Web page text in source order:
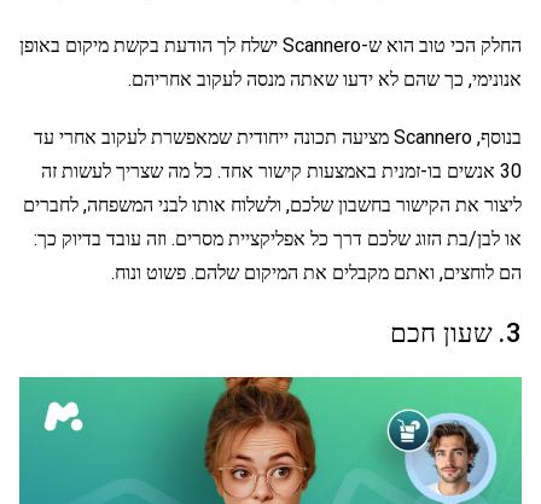
החלק הכי טוב הוא ש-Scannero ישלח לך הודעת בקשת מיקום באופן
אנונימי, כך שהם לא ידעו שאתה מנסה לעקוב אחריהם.
בנוסף, Scannero מציעה תכונה ייחודית שמאפשרת לעקוב אחרי עד
30 אנשים בו-זמנית באמצעות קישור אחד. כל מה שצריך לעשות זה
ליצור את הקישור בחשבון שלכם, ולשלוח אותו לבני המשפחה, לחברים
או לבן/בת הזוג שלכם דרך כל אפליקציית מסרים. וזה עובד בדיוק כך:
הם לוחצים, ואתם מקבלים את המיקום שלהם. פשוט ונוח.
3. שעון חכם